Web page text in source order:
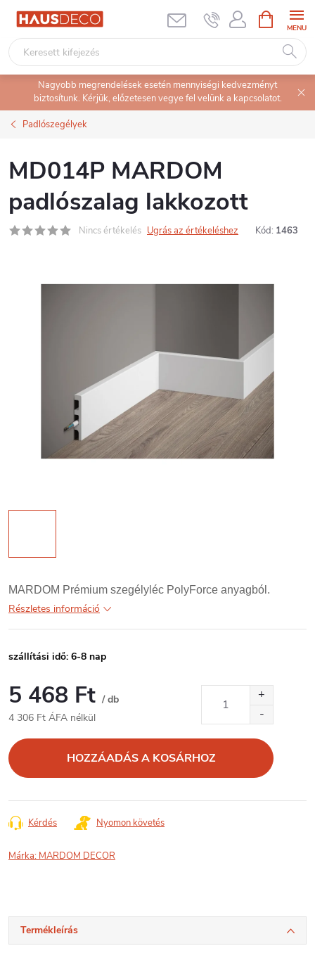
Ugrás
tartalomhoz
KOSÁR
Nagyobb megrendelések esetén mennyiségi kedvezményt
biztosítunk. Kérjük, előzetesen vegye fel velünk a kapcsolatot.
Padlószegélyek
MD014P MARDOM
padlószalag lakkozott
Nincs értékelés Ugrás az értékeléshez Kód: 1463
MARDOM Prémium szegélyléc PolyForce anyagból.
Részletes információ
szállítási idő: 6-8 nap
5 468 Ft / db
4 306 Ft ÁFA nélkül
HOZZÁADÁS A KOSÁRHOZ
Kérdés Nyomon követés
Márka: MARDOM DECOR
Termékleírás